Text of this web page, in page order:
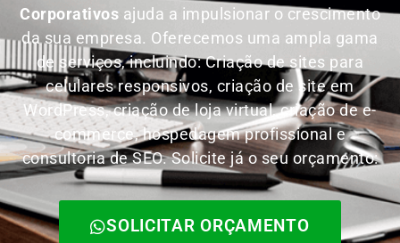
Corporativos ajuda a impulsionar o crescimento
da sua empresa. Oferecemos uma ampla gama
de serviços, incluindo: Criação de sites para
celulares responsivos, criação de site em
WordPress, criação de loja virtual, criação de e-
commerce, hospedagem profissional e
consultoria de SEO. Solicite já o seu orçamento:
SOLICITAR ORÇAMENTO